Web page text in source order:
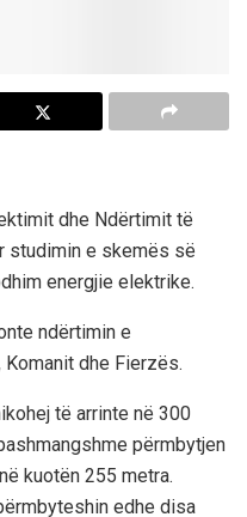
dhe Ndërtimit të
studimin e skemës së
energjie elektrike.
ndërtimin e
dhe Fierzës.
të arrinte në 300
përmbytjen
kuotën 255 metra.
edhe disa